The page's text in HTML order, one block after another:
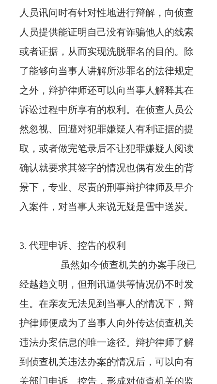
人员讯问时有针对性地进行辩解，向侦查
人员提供能证明自己没有诈骗他人的线索
或者证据，从而实现洗脱罪名的目的。除
了能够向当事人讲解所涉罪名的法律规定
之外，辩护律师还可以向当事人解释其在
诉讼过程中所享有的权利。在侦查人员公
然忽视、回避对犯罪嫌疑人有利证据的提
取，或者做完笔录后不让犯罪嫌疑人阅读
确认就要求其签字的情况也偶有发生的背
景下，专业、尽责的刑事辩护律师及早介
入案件，对当事人来说无疑是雪中送炭。
3. 代理申诉、控告的权利
虽然如今侦查机关的办案手段已
经越趋文明，但刑讯逼供等情况仍不时发
生。在亲友无法见到当事人的情况下，辩
护律师便成为了当事人向外传达侦查机关
违法办案信息的唯一途径。辩护律师了解
到侦查机关违法办案的情况后，可以向有
关部门申诉、控告，形成对侦查机关的监